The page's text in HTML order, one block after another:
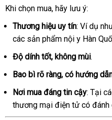
giảm
giá
Khi chọn muabền
, hãy lưu ý:
Thương hiệu uy tín: Ví dụ
các sản phẩm nội y Hàn
Độ dính tốtdịch
vụ
, không mùi.
Bao bì rõ ràngđã
qua
sử
dụng
, có hướng
Nơi mua đáng tin cậy: Tại bỏ
sỉ
thương mại điện tử có đánh